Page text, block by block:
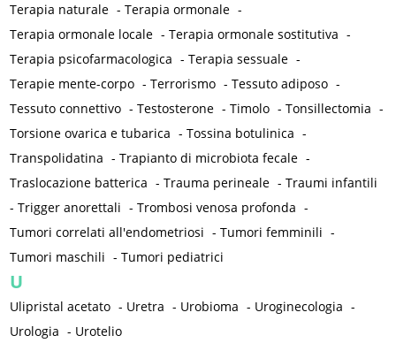
Terapia naturale -Terapia ormonale -
Terapia ormonale locale -Terapia ormonale sostitutiva -
Terapia psicofarmacologica -Terapia sessuale -
Terapie mente-corpo -Terrorismo -Tessuto adiposo -
Tessuto connettivo -Testosterone -Timolo -Tonsillectomia -
Torsione ovarica e tubarica -Tossina botulinica -
Transpolidatina -Trapianto di microbiota fecale -
Traslocazione batterica -Trauma perineale -Traumi infantili
-Trigger anorettali -Trombosi venosa profonda -
Tumori correlati all'endometriosi -Tumori femminili -
Tumori maschili -Tumori pediatrici
U
Ulipristal acetato - Uretra - Urobioma - Uroginecologia -
Urologia - Urotelio